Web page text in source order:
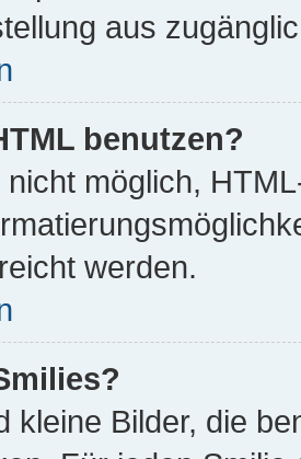
aus
benutzen?
nicht möglich,
werden.
kleine Bilder, die